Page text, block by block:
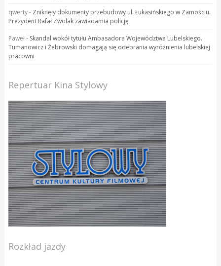
qwerty- Zniknęły dokumenty przebudowy ul. Łukasińskiego w Zamościu.
Prezydent Rafał Zwolak zawiadamia policję
Paweł- Skandal wokół tytułu Ambasadora Województwa Lubelskiego.
Tumanowicz i Żebrowski domagają się odebrania wyróżnienia lubelskiej
pracowni
Repertuar Kina Stylowy
Rozkład jazdy